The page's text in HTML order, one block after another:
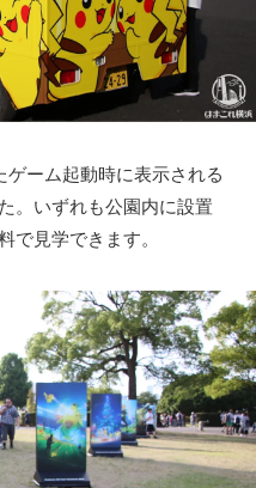
ーム起動時に表示される
。いずれも公園内に設置
で見学できます。